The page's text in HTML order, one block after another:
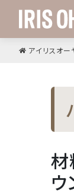
アイリスオー
材
ウ